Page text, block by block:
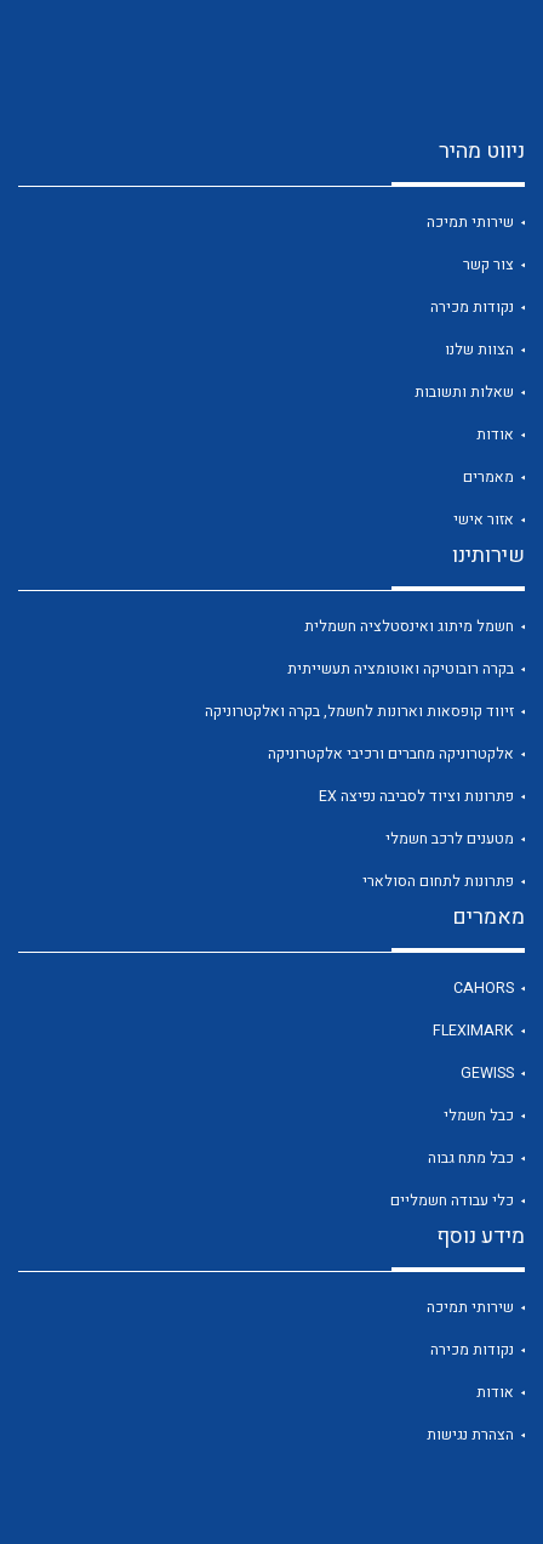
לכל מוצרי היצרן
ניווט מהיר
שירותי תמיכה
צור קשר
נקודות מכירה
הצוות שלנו
שאלות ותשובות
אודות
מאמרים
אזור אישי
שירותינו
חשמל מיתוג ואינסטלציה חשמלית
בקרה רובוטיקה ואוטומציה תעשייתית
זיווד קופסאות וארונות לחשמל, בקרה ואלקטרוניקה
אלקטרוניקה מחברים ורכיבי אלקטרוניקה
פתרונות וציוד לסביבה נפיצה EX
מטענים לרכב חשמלי
פתרונות לתחום הסולארי
מאמרים
CAHORS
FLEXIMARK
GEWISS
כבל חשמלי
כבל מתח גבוה
כלי עבודה חשמליים
מידע נוסף
שירותי תמיכה
נקודות מכירה
אודות
הצהרת נגישות